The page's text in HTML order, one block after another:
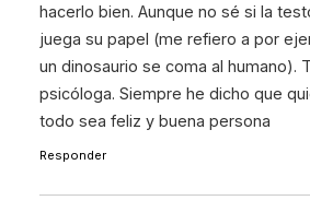
hacerlo bien. Aunque no sé si la
juega su papel (me refiero a por
un dinosaurio se coma al humano).
psicóloga. Siempre he dicho que
todo sea feliz y buena persona
Responder